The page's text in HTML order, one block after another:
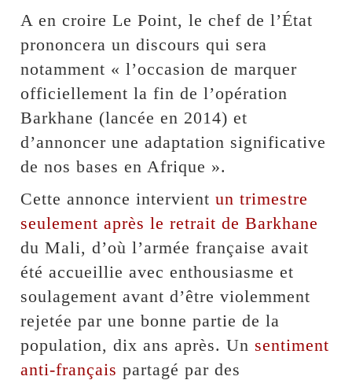
A en croire Le Point, le chef de l’État
prononcera un discours qui sera
notamment « l’occasion de marquer
officiellement la fin de l’opération
Barkhane (lancée en 2014) et
d’annoncer une adaptation significative
de nos bases en Afrique ».
Cette annonce intervientun trimestre
seulement après le retrait de Barkhane
du Mali, d’où l’armée française avait
été accueillie avec enthousiasme et
soulagement avant d’être violemment
rejetée par une bonne partie de la
population, dix ans après. Un sentiment
anti-français partagé par des